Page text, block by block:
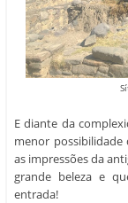
E diante da
menor
as impressões da
grande beleza e
entrada!